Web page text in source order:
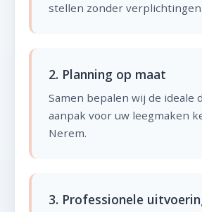
stellen zonder verplichtingen.
2. Planning op maat
Samen bepalen wij de ideale
aanpak voor uw leegmaken
Nerem.
3. Professionele